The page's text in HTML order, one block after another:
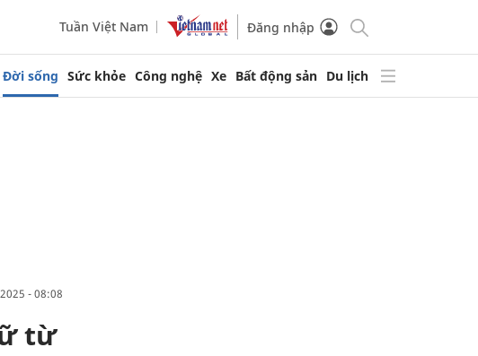
Tuần Việt Nam Đăng nhập
Đời sống Sức khỏe Công nghệ Xe Bất động sản Du lịch
- 08:08
từ